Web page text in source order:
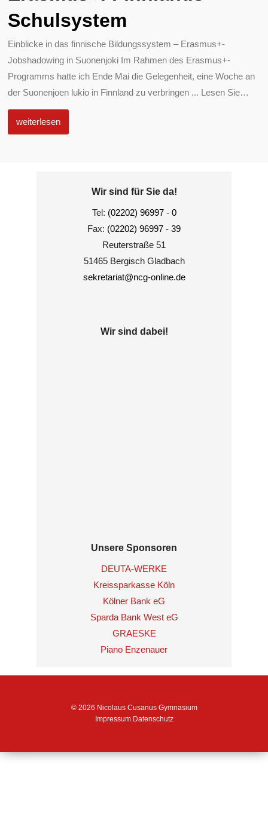
Schulsystem
Einblicke in das finnische Bildungssystem – Erasmus+-
Jobshadowing in Suonenjoki Im Rahmen des Erasmus+-
Programms hatte ich Ende Mai die Gelegenheit, eine Woche an
der Suonenjoen lukio in Finnland zu verbringen ... Lesen Sie…
weiterlesen
Wir sind für Sie da!
Tel: (02202) 96997 - 0
Fax: (02202) 96997 - 39
Reuterstraße 51
51465 Bergisch Gladbach
sekretariat@ncg-online.de
Wir sind dabei!
Unsere Sponsoren
DEUTA-WERKE
Kreissparkasse Köln
Kölner Bank eG
Sparda Bank West eG
GRAESKE
Piano Enzenauer
© 2026 Nicolaus Cusanus Gymnasium
Impressum Datenschutz